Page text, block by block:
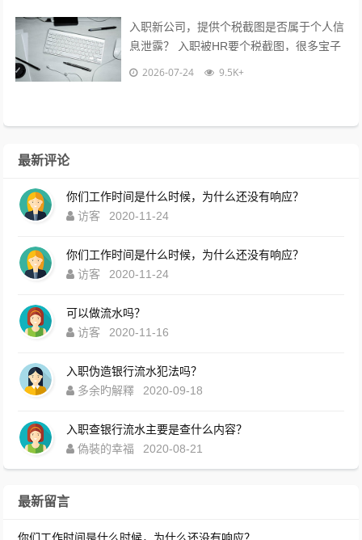
入职新公司，提供个税截图是否属于个人信
息泄露？ 入职被HR要个税截图，很多宝子
都慌了：这算不算隐私泄露？到底能不能
2026-07-24 9.5K+
最新评论
你们工作时间是什么时候，为什么还没有响应？
访客
2020-11-24
你们工作时间是什么时候，为什么还没有响应？
访客
2020-11-24
可以做流水吗？
访客
2020-11-16
入职伪造银行流水犯法吗？
多余旳解釋
2020-09-18
入职查银行流水主要是查什么内容？
偽裝的幸福
2020-08-21
最新留言
你们工作时间是什么时候，为什么还没有响应？